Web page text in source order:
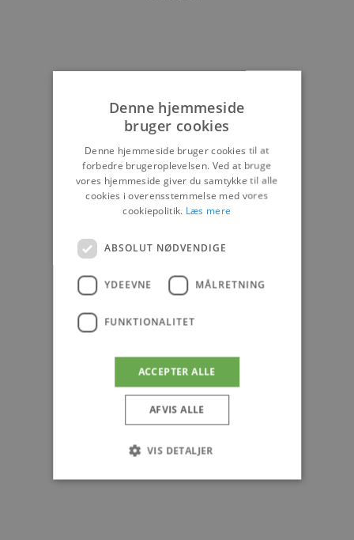
Denne hjemmeside
bruger cookies
Denne hjemmeside bruger cookies til at
forbedre brugeroplevelsen. Ved at bruge
vores hjemmeside giver du samtykke til alle
cookies i overensstemmelse med vores
cookiepolitik. Læs mere
ABSOLUT NØDVENDIGE
YDEEVNE MÅLRETNING
FUNKTIONALITET
ACCEPTER ALLE
AFVIS ALLE
VIS DETALJER